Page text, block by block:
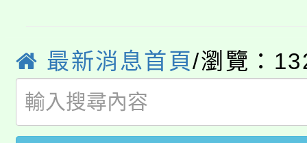
系所師生報名參加。
學籍身 分審查程序及
版
淨零綠領人才培育課程
公告本校115學年度第
代理(課)教師甄選結果(
「2026金融保險知識
最新消息首頁/瀏覽：